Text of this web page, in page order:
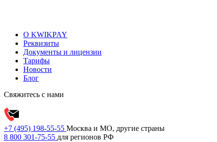
О KWIKPAY
Реквизиты
Документы и лицензии
Тарифы
Новости
Блог
Свяжитесь с нами
+7 (495) 198-55-55 Москва и МО, другие страны
8 800 301-75-55 для регионов РФ